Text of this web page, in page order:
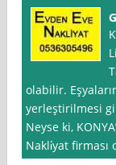
olabilir.
yerleştirilmesi
Neyse ki,
Nakli̇yat firması